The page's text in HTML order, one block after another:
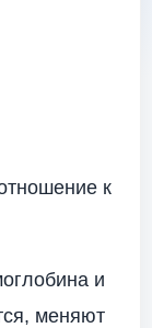
к
и
меняют